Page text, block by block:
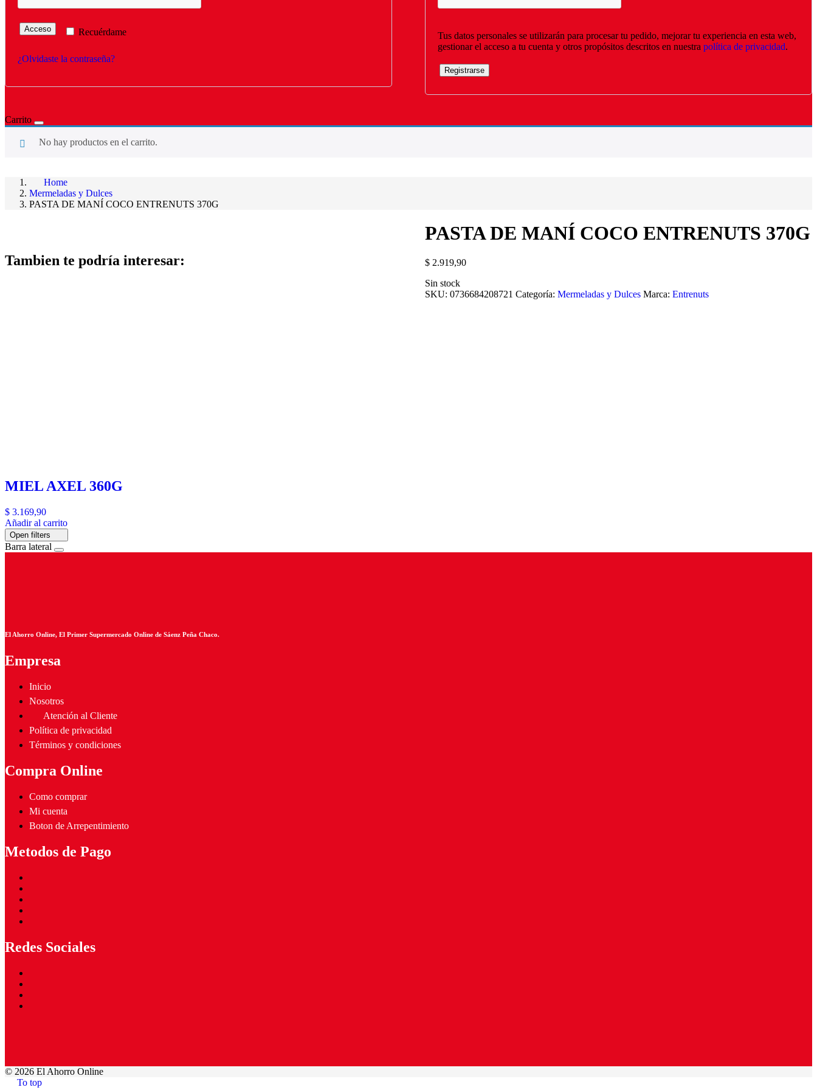
Recuérdame
Acceso
¿Olvidaste la contraseña?
Tus datos personales se utilizarán para procesar tu pedido, mejorar tu experiencia en esta web,
gestionar el acceso a tu cuenta y otros propósitos descritos en nuestra política de privacidad.
Registrarse
Carrito
No hay productos en el carrito.
Home
Mermeladas y Dulces
PASTA DE MANÍ COCO ENTRENUTS 370G
PASTA DE MANÍ COCO ENTRENUTS 370G
$2.919,90
Sin stock
SKU: 0736684208721 Categoría: Mermeladas y Dulces Marca: Entrenuts
Tambien te podría interesar:
MIEL AXEL 360G
$ 3.169,90
Añadir al carrito
Open filters
Barra lateral
El Ahorro Online, El Primer Supermercado Online de Sáenz Peña Chaco.
Empresa
Inicio
Nosotros
Atención al Cliente
Política de privacidad
Términos y condiciones
Compra Online
Como comprar
Mi cuenta
Boton de Arrepentimiento
Metodos de Pago
Redes Sociales
© 2026 El Ahorro Online
To top